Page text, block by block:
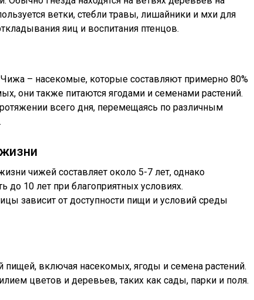
ветки, стебли травы, лишайники и мхи для
яиц и воспитания птенцов.
– насекомые, которые составляют примерно 80%
они также питаются ягодами и семенами растений.
всего дня, перемещаясь по различным
чижей составляет около 5-7 лет, однако
до 10 лет при благоприятных условиях.
зависит от доступности пищи и условий среды
пищей, включая насекомых, ягоды и семена растений.
цветов и деревьев, таких как сады, парки и поля.